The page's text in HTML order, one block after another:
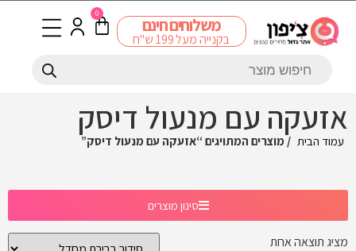
משלוחים חינם
בקנייה מעל 199 ש"ח
0
אזעקה עם מנעול דיסק
עמוד הבית / מוצרים המתויגים “אזעקה עם מנעול דיסק”
סינון מוצרים
מציג תוצאה אחת